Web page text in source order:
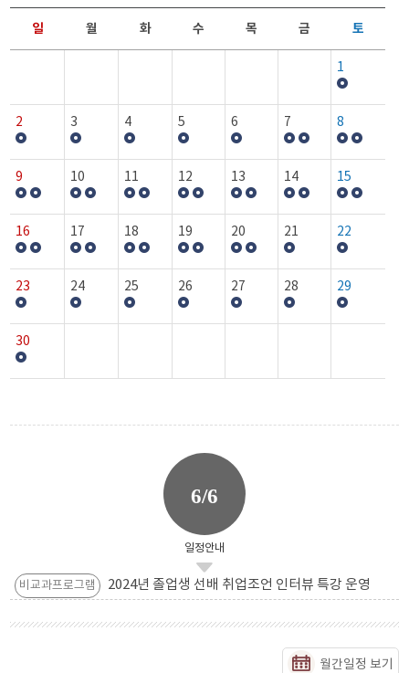
일 월 화 수 목 금 토
1
2 3 4 5 6 7 8
9 10 11 12 13 14 15
16 17 18 19 20 21 22
23 24 25 26 27 28 29
30
6/6
일정안내
비교과프로그램 2024년 졸업생 선배 취업조언 인터뷰 특강 운영
월간일정 보기